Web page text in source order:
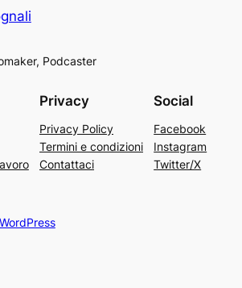
Podcaster
Privacy
Privacy Policy
Termini e condizioni
Contattaci
Social
Facebook
Instagram
Twitter/X
WordPress